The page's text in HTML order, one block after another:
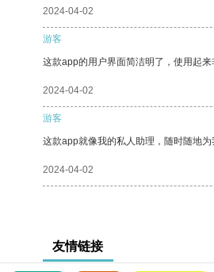
2024-04-02
游客
这款app的用户界面简洁明了，使用起
2024-04-02
游客
这款app就像我的私人助理，随时随地为
2024-04-02
友情链接